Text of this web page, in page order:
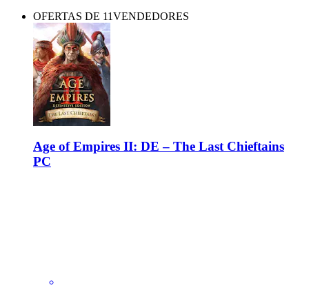
OFERTAS DE 11VENDEDORES
Age of Empires II: DE – The Last Chieftains
PC